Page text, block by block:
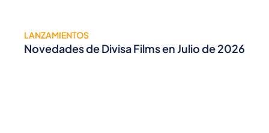
LANZAMIENTOS
Novedades de Divisa Films en Julio de 2026